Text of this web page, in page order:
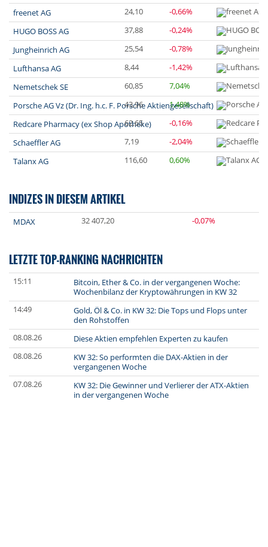
freenet AG
24,10
-0,66%
HUGO BOSS AG
37,88
-0,24%
Jungheinrich AG
25,54
-0,78%
Lufthansa AG
8,44
-1,42%
Nemetschek SE
60,85
7,04%
Porsche AG Vz (Dr. Ing. h.c. F. Porsche Aktiengesellschaft)
43,96
1,48%
Redcare Pharmacy (ex Shop Apotheke)
62,65
-0,16%
Schaeffler AG
7,19
-2,04%
Talanx AG
116,60 0,60%
INDIZES IN DIESEM ARTIKEL
MDAX 32 407,20 -0,07%
LETZTE TOP-RANKING NACHRICHTEN
15:11
Bitcoin, Ether & Co. in der vergangenen Woche:
Wochenbilanz der Kryptowährungen in KW 32
14:49
Gold, Öl & Co. in KW 32: Die Tops und Flops unter
den Rohstoffen
08.08.26
Diese Aktien empfehlen Experten zu kaufen
08.08.26
KW 32: So performten die DAX-Aktien in der
vergangenen Woche
07.08.26
KW 32: Die Gewinner und Verlierer der ATX-Aktien
in der vergangenen Woche